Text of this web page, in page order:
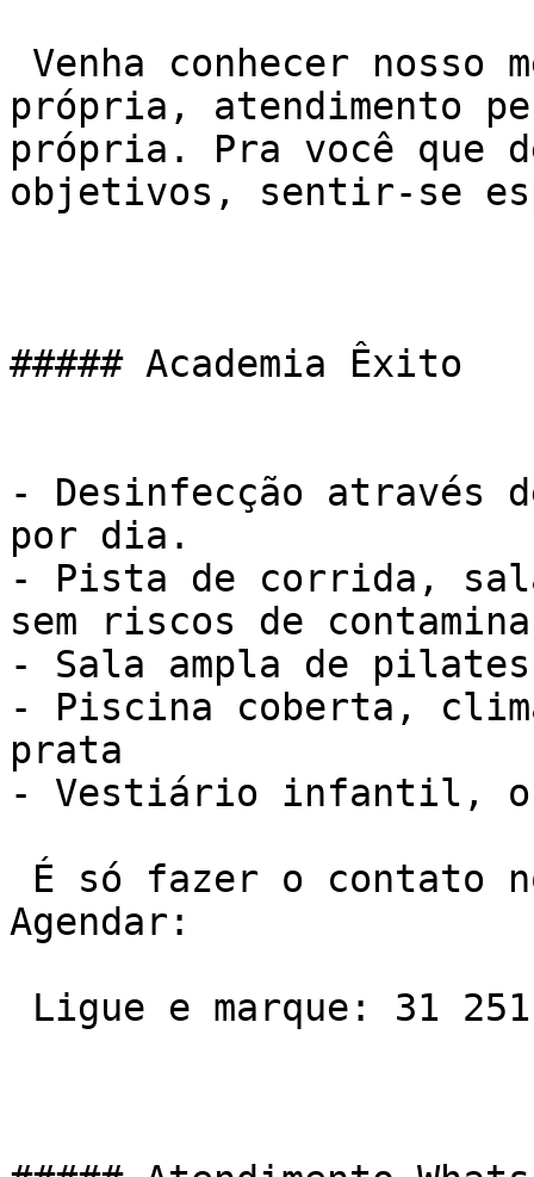
própria, atendimento
própria. Pra você que
objetivos, sentir-se
##### Academia Êxito
- Desinfecção
por dia.
- Pista de corrida,
sem riscos de
- Sala ampla de pilates
- Piscina coberta,
prata
- Vestiário infantil, o
Agendar: